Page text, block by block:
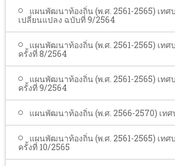
แผนพัฒนาท้องถิ่น (พ.ศ. 2561-2565) เท
เปลี่ยนแปลง ฉบับที่ 9/2564
แผนพัฒนาท้องถิ่น (พ.ศ. 2561-2565) เท
ครั้งที่ 8/2564
แผนพัฒนาท้องถิ่น (พ.ศ. 2561-2565) เท
ครั้งที่ 9/2564
แผนพัฒนาท้องถิ่น (พ.ศ. 2566-2570) เท
แผนพัฒนาท้องถิ่น (พ.ศ. 2561-2565) เท
ครั้งที่ 10/2565